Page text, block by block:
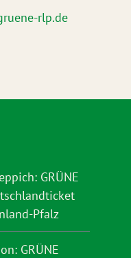
rlp.de
GRÜNE
Pfalz
GRÜNE